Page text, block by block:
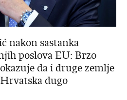
nakon sastanka
poslova EU: Brzo
da i druge zemlje
dugo